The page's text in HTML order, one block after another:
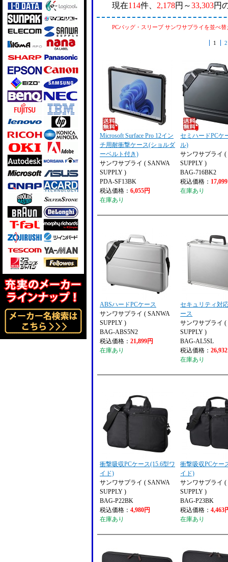
現在114件、 2,178円～33,303円
PCバッグ・スリーブ サンワサプライを並べ替
1 2
Microsoft Surface Pro 12イン
チ用耐衝撃ケース(ショルダ
ーベルト付き)
サンワサプライ ( SANWA
SUPPLY )
PDA-SF13BK
税込価格： 6,055円
在庫あり
セミハードPCケ
ル)
サンワサプライ (
SUPPLY )
BAG-716BK2
税込価格：
在庫あり
ABSハードPCケース
サンワサプライ ( SANWA
SUPPLY )
BAG-ABS5N2
税込価格： 21,899円
在庫あり
セキュリティ対
ース
サンワサプライ (
SUPPLY )
BAG-AL5SL
税込価格：
在庫あり
衝撃吸収PCケース(15.6型ワ
イド)
サンワサプライ ( SANWA
SUPPLY )
BAG-P22BK
税込価格： 4,980円
在庫あり
衝撃吸収PCケー
イド)
サンワサプライ (
SUPPLY )
BAG-P23BK
税込価格：4,463
在庫あり